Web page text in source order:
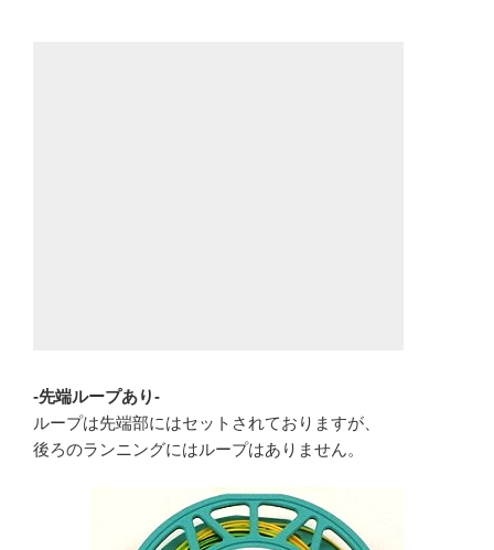
-先端ループあり-
ループは先端部にはセットされておりますが、
後ろのランニングにはループはありません。